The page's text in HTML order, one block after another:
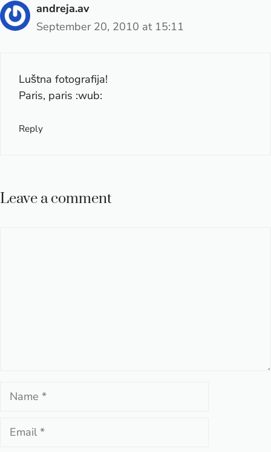
andreja.av
September 20, 2010 at 15:11
Luštna fotografija!
Paris, paris :wub:
Reply
Leave a comment
Name
Email